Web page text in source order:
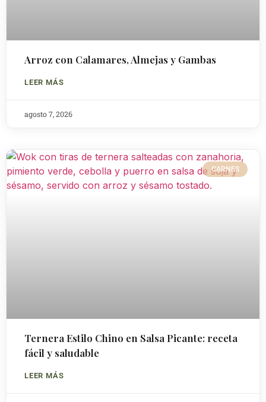
Arroz con Calamares, Almejas y Gambas
LEER MÁS
agosto 7, 2026
CARNES
Ternera Estilo Chino en Salsa Picante: receta
fácil y saludable
LEER MÁS